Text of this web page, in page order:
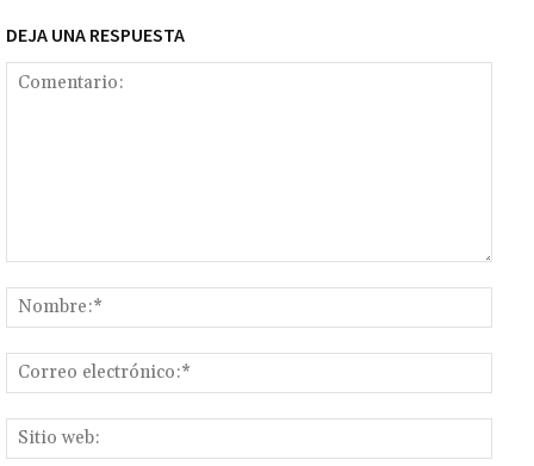
DEJA UNA RESPUESTA
web: